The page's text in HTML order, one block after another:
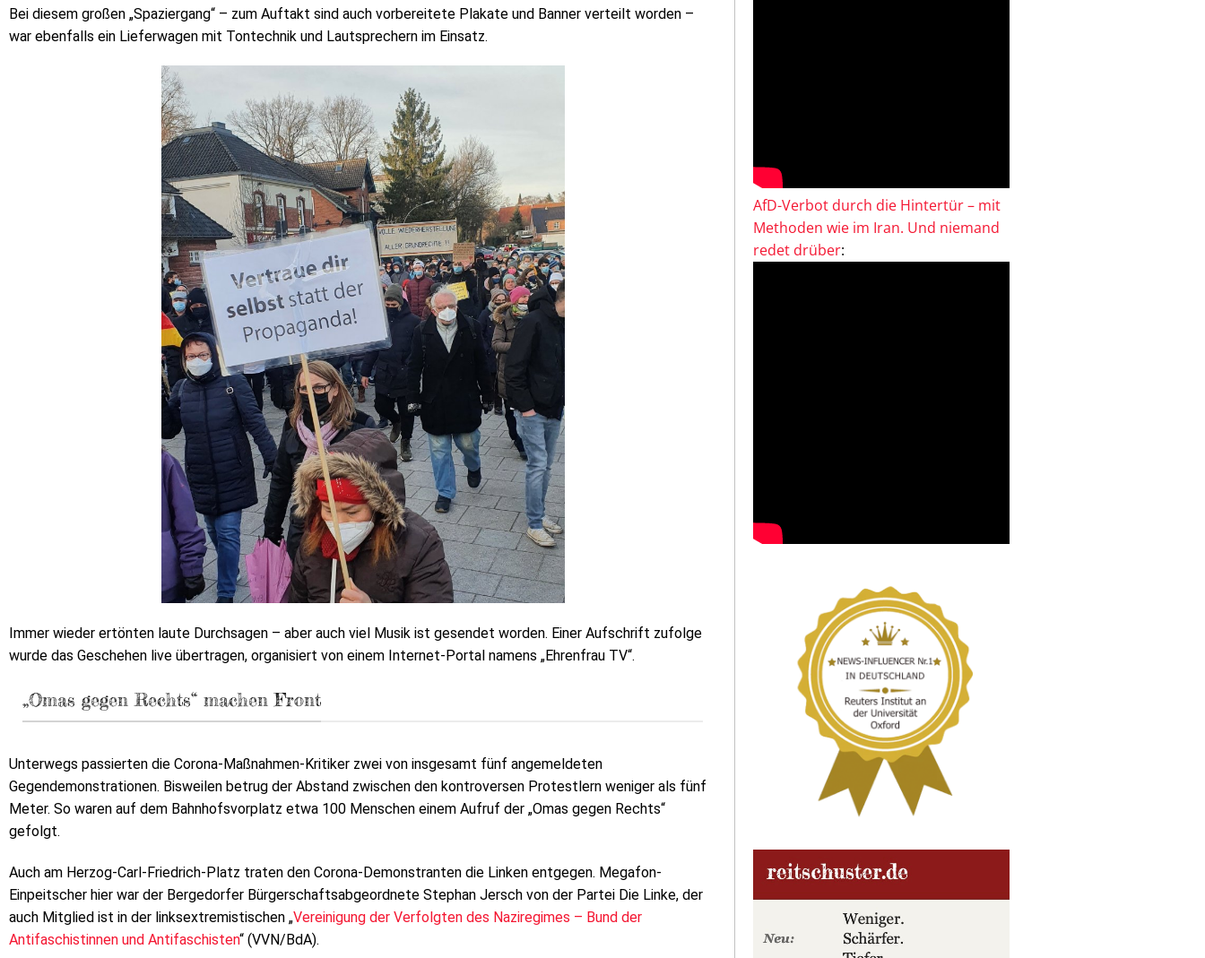
Bei diesem großen „Spaziergang“ – zum Auftakt sind auch vorbereitete Plakate und Banner verteilt worden –
war ebenfalls ein Lieferwagen mit Tontechnik und Lautsprechern im Einsatz.
Immer wieder ertönten laute Durchsagen – aber auch viel Musik ist gesendet worden. Einer Aufschrift zufolge
wurde das Geschehen live übertragen, organisiert von einem Internet-Portal namens „Ehrenfrau TV“.
„Omas gegen Rechts“ machen Front
Unterwegs passierten die Corona-Maßnahmen-Kritiker zwei von insgesamt fünf angemeldeten
Gegendemonstrationen. Bisweilen betrug der Abstand zwischen den kontroversen Protestlern weniger als fünf
Meter. So waren auf dem Bahnhofsvorplatz etwa 100 Menschen einem Aufruf der „Omas gegen Rechts“
gefolgt.
Auch am Herzog-Carl-Friedrich-Platz traten den Corona-Demonstranten die Linken entgegen. Megafon-
Einpeitscher hier war der Bergedorfer Bürgerschaftsabgeordnete Stephan Jersch von der Partei Die Linke, der
auch Mitglied ist in der linksextremistischen „Vereinigung der Verfolgten des Naziregimes – Bund der
Antifaschistinnen und Antifaschisten“ (VVN/BdA).
AfD-Verbot durch die Hintertür – mit
Methoden wie im Iran. Und niemand
redet drüber: